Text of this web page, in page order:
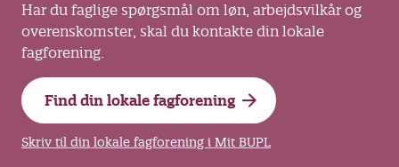
Har du faglige spørgsmål om løn, arbejdsvilkår og
overenskomster, skal du kontakte din lokale
fagforening.
Find din lokale fagforening
Skriv til din lokale fagforening i Mit BUPL